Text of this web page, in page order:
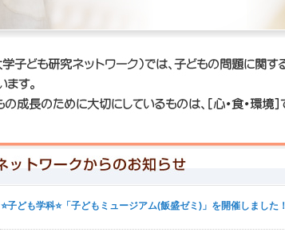
⭐子ども学科⭐「子どもミュージアム(飯盛ゼミ)」を開催しました！